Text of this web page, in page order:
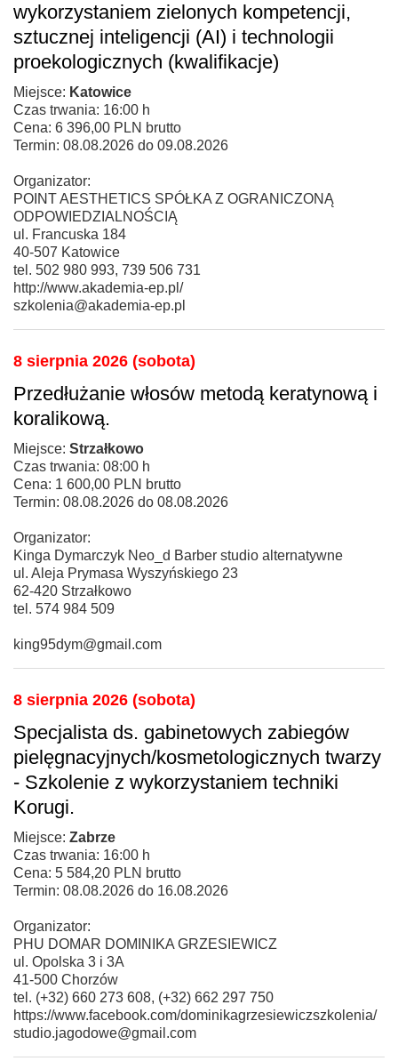
wykorzystaniem zielonych kompetencji,
sztucznej inteligencji (AI) i technologii
proekologicznych (kwalifikacje)
Miejsce: Katowice
Czas trwania: 16:00 h
Cena: 6 396,00 PLN brutto
Termin: 08.08.2026 do 09.08.2026
Organizator:
POINT AESTHETICS SPÓŁKA Z OGRANICZONĄ
ODPOWIEDZIALNOŚCIĄ
ul. Francuska 184
40-507 Katowice
tel. 502 980 993, 739 506 731
http://www.akademia-ep.pl/
szkolenia@akademia-ep.pl
8 sierpnia 2026 (sobota)
Przedłużanie włosów metodą keratynową i
koralikową.
Miejsce: Strzałkowo
Czas trwania: 08:00 h
Cena: 1 600,00 PLN brutto
Termin: 08.08.2026 do 08.08.2026
Organizator:
Kinga Dymarczyk Neo_d Barber studio alternatywne
ul. Aleja Prymasa Wyszyńskiego 23
62-420 Strzałkowo
tel. 574 984 509
king95dym@gmail.com
8 sierpnia 2026 (sobota)
Specjalista ds. gabinetowych zabiegów
pielęgnacyjnych/kosmetologicznych twarzy
- Szkolenie z wykorzystaniem techniki
Korugi.
Miejsce: Zabrze
Czas trwania: 16:00 h
Cena: 5 584,20 PLN brutto
Termin: 08.08.2026 do 16.08.2026
Organizator:
PHU DOMAR DOMINIKA GRZESIEWICZ
ul. Opolska 3 i 3A
41-500 Chorzów
tel. (+32) 660 273 608, (+32) 662 297 750
https://www.facebook.com/dominikagrzesiewiczszkolenia/
studio.jagodowe@gmail.com